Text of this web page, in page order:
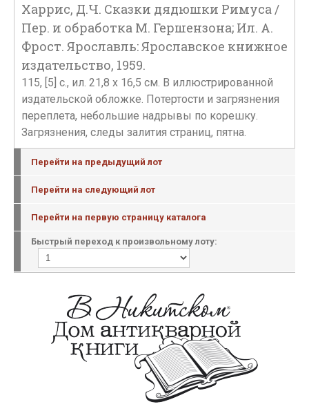
Харрис, Д.Ч. Сказки дядюшки Римуса /
Пер. и обработка М. Гершензона; Ил. А.
Фрост. Ярославль: Ярославское книжное
издательство, 1959.
115, [5] с., ил. 21,8 х 16,5 см. В иллюстрированной
издательской обложке. Потертости и загрязнения
переплета, небольшие надрывы по корешку.
Загрязнения, следы залития страниц, пятна.
Перейти на предыдущий лот
Перейти на следующий лот
Перейти на первую страницу каталога
Быстрый переход к произвольному лоту: